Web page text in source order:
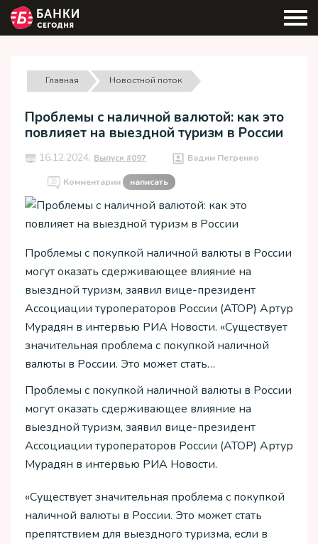
Главная Новостной поток
Проблемы с наличной валютой: как это
повлияет на выездной туризм в России
16.12.2024, Выпуск #097 Вадим Петренко
Комментарии написать
Проблемы с покупкой наличной валюты в России
могут оказать сдерживающее влияние на
выездной туризм, заявил вице-президент
Ассоциации туроператоров России (АТОР) Артур
Мурадян в интервью РИА Новости. «Существует
значительная проблема с покупкой наличной
валюты в России. Это может стать…
Проблемы с покупкой наличной валюты в России
могут оказать сдерживающее влияние на
выездной туризм, заявил вице-президент
Ассоциации туроператоров России (АТОР) Артур
Мурадян в интервью РИА Новости.
«Существует значительная проблема с покупкой
наличной валюты в России. Это может стать
препятствием для выездного туризма, если в